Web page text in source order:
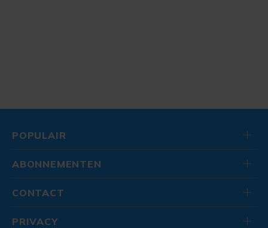
POPULAIR
ABONNEMENTEN
CONTACT
PRIVACY